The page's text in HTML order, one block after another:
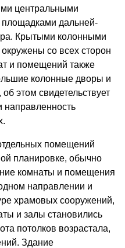
центральными
площадками дальней­
Крытыми колонными
со всех сто­рон
и помещений так­же
колонные дворы и
этом сви­детельствует
направ­ленность
помеще­ний
планировке, обычно
комнаты и помещения
нап­равлении и
храмо­вых сооружений,
и залы становились
потолков возрастала,
Здание